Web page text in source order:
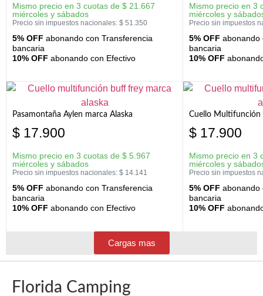
Mismo precio en 3 cuotas de $ 21.667
miércoles y sábados
Precio sin impuestos nacionales: $ 51.350
5% OFF abonando con Transferencia
bancaria
10% OFF abonando con Efectivo
Mismo precio en 3
miércoles y
Precio sin impuestos
5% OFF abonando
bancaria
10% OFF
Pasamontaña Aylen marca Alaska
$ 17.900
Mismo precio en 3 cuotas de $ 5.967
miércoles y sábados
Precio sin impuestos nacionales: $ 14.141
5% OFF abonando con Transferencia
bancaria
10% OFF abonando con Efectivo
Cuello Multifunción
$ 17.900
Mismo precio en 3
miércoles y
Precio sin impuestos
5% OFF abonando
bancaria
10% OFF
Cargas mas
Florida Camping